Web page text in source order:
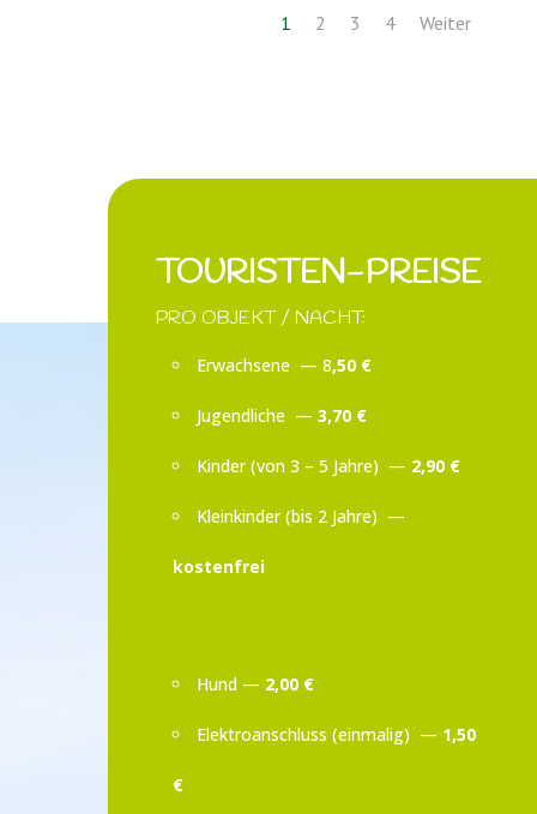
1 2 3 4 Weiter
TOURISTEN-PREISE
PRO OBJEKT / NACHT:
Erwachsene — 8,50 €
Jugendliche — 3,70 €
Kinder (von 3 – 5 Jahre) — 2,90 €
Kleinkinder (bis 2 Jahre) —
kostenfrei
Hund — 2,00 €
Elektroanschluss (einmalig) — 1,50
€